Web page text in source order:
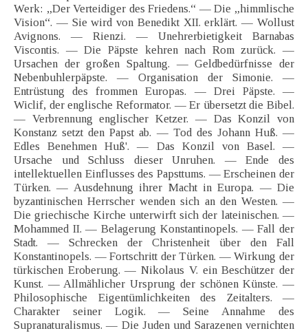
Werk: „Der Verteidiger des Friedens.“ — Die „himmlische
Vision“. — Sie wird von Benedikt XII. erklärt. — Wollust
Avignons. — Rienzi. — Unehrerbietigkeit Barnabas
Viscontis. — Die Päpste kehren nach Rom zurück. —
Ursachen der großen Spaltung. — Geldbedürfnisse der
Nebenbuhlerpäpste. — Organisation der Simonie. —
Entrüstung des frommen Europas. — Drei Päpste. —
Wiclif, der englische Reformator. — Er übersetzt die Bibel.
— Verbrennung englischer Ketzer. — Das Konzil von
Konstanz setzt den Papst ab. — Tod des Johann Huß. —
Edles Benehmen Huß'. — Das Konzil von Basel. —
Ursache und Schluss dieser Unruhen. — Ende des
intellektuellen Einflusses des Papsttums. — Erscheinen der
Türken. — Ausdehnung ihrer Macht in Europa. — Die
byzantinischen Herrscher wenden sich an den Westen. —
Die griechische Kirche unterwirft sich der lateinischen. —
Mohammed II. — Belagerung Konstantinopels. — Fall der
Stadt. — Schrecken der Christenheit über den Fall
Konstantinopels. — Fortschritt der Türken. — Wirkung der
türkischen Eroberung. — Nikolaus V. ein Beschützer der
Kunst. — Allmählicher Ursprung der schönen Künste. —
Philosophische Eigentümlichkeiten des Zeitalters. —
Charakter seiner Logik. — Seine Annahme des
Supranaturalismus. — Die Juden und Sarazenen vernichten